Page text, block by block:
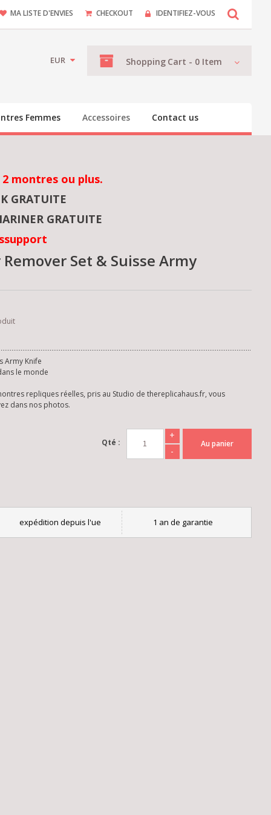
MA LISTE D'ENVIES CHECKOUT IDENTIFIEZ-VOUS
Shopping Cart - 0 Item
EUR
Femmes Accessoires Contact us
montres ou plus.
GRATUITE
GRATUITE
Set & Suisse Army
Army Knife
le monde
repliques réelles, pris au Studio de thereplicahaus.fr, vous
dans nos photos.
Qté :
+
-
Au panier
expédition depuis l'ue 1 an de garantie